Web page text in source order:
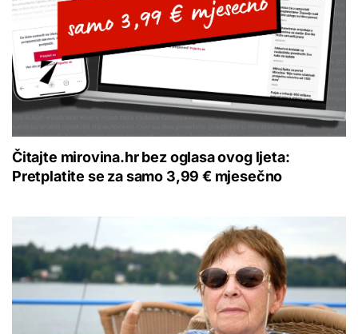
Čitajte mirovina.hr bez oglasa ovog ljeta:
Pretplatite se za samo 3,99 € mjesečno